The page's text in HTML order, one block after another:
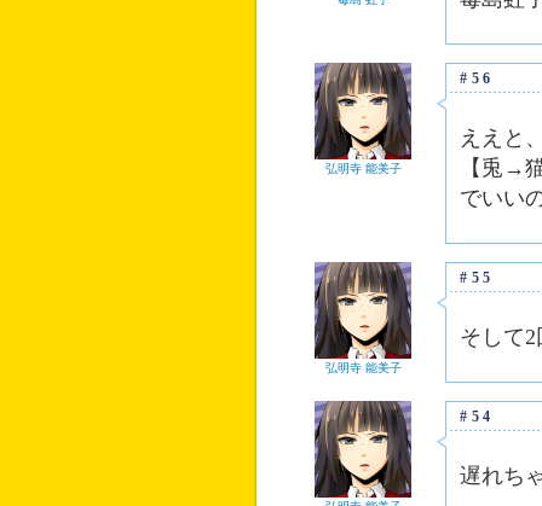
弘明寺 能美子
#56
ええと
【兎→
でいい
弘明寺 能美子
#55
そして2
#54
遅れち